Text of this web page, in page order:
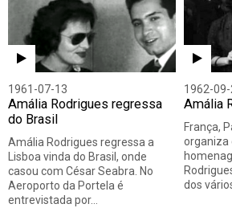
1961-07-13
Amália Rodrigues regressa
do Brasil
Amália Rodrigues regressa a
Lisboa vinda do Brasil, onde
casou com César Seabra. No
Aeroporto da Portela é
entrevistada por…
1962-
Amália
França,
organiza
dos